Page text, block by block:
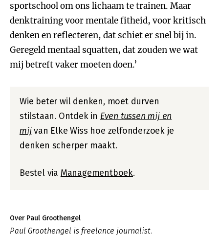
sportschool om ons lichaam te trainen. Maar
denktraining voor mentale fitheid, voor kritisch
denken en reflecteren, dat schiet er snel bij in.
Geregeld mentaal squatten, dat zouden we wat
mij betreft vaker moeten doen.’
Wie beter wil denken, moet durven
stilstaan. Ontdek in Even tussen mij en
mijvan Elke Wiss hoe zelfonderzoek je
denken scherper maakt.
Bestel via Managementboek.
Over Paul Groothengel
Paul Groothengel is freelance journalist.